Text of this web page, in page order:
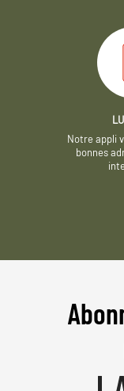
Notre appli
bonnes